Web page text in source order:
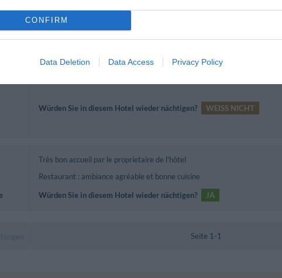
CONFIRM
Data Deletion Data Access Privacy Policy
Würden Sie in diesem Hotel wieder nächtigen? JA
Würden Sie in diesem Hotel wieder nächtigen? WEISS NICHT
Très bon accueil par le proprietaire de l'hôtel
Restaurant : ambiance agréable et bonne cuisine
Würden Sie in diesem Hotel wieder nächtigen?
JA
Seite 1-1